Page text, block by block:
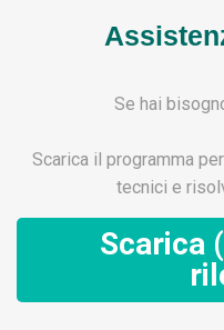
Se hai
Scarica il programma
tecnici e
Scarica